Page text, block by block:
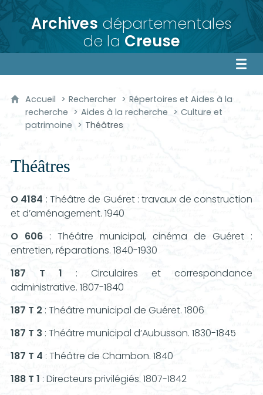
Archives départementales
de la Creuse
Accueil Rechercher
Répertoires et Aides à la
recherche
Aides à la recherche
Culture et
patrimoine
Théâtres
Théâtres
O 4184 : Théâtre de Guéret : travaux de construction
et d’aménagement. 1940
O 606: Théâtre municipal, cinéma de Guéret :
entretien, réparations. 1840-1930
187 T 1 : Circulaires et correspondance
administrative. 1807-1840
187 T 2 : Théâtre municipal de Guéret. 1806
187 T 3 : Théâtre municipal d’Aubusson. 1830-1845
187 T 4 : Théâtre de Chambon. 1840
188 T 1 : Directeurs privilégiés. 1807-1842